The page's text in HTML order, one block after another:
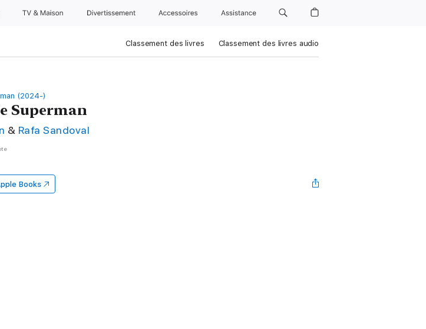
TV & Maison Divertissements Accessoires Assistance
Classement des livres Classement des livres audio
(2024-)
Superman
& Rafa Sandoval
Books